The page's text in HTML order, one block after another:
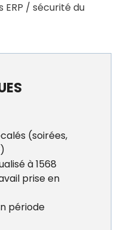
ERP / sécurité du
(soirées,
à 1568
prise en
période